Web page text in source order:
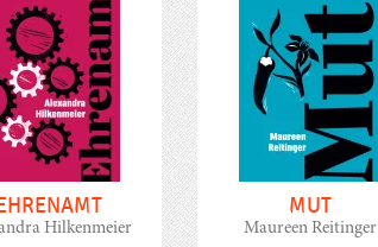
Hilkenmeier
MUT
Maureen Reitinger